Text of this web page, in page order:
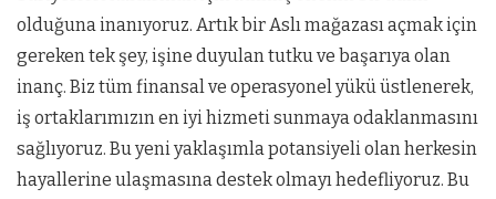
olduğuna inanıyoruz. Artık bir Aslı mağazası açmak için
gereken tek şey, işine duyulan tutku ve başarıya olan
inanç. Biz tüm finansal ve operasyonel yükü üstlenerek,
iş ortaklarımızın en iyi hizmeti sunmaya odaklanmasını
sağlıyoruz. Bu yeni yaklaşımla potansiyeli olan herkesin
hayallerine ulaşmasına destek olmayı hedefliyoruz. Bu